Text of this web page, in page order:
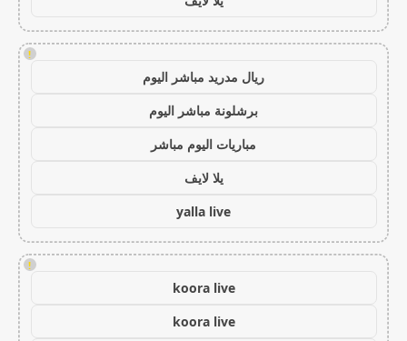
!
ريال مدريد مباشر اليوم
برشلونة مباشر اليوم
مباريات اليوم مباشر
يلا لايف
yalla live
!
koora live
koora live